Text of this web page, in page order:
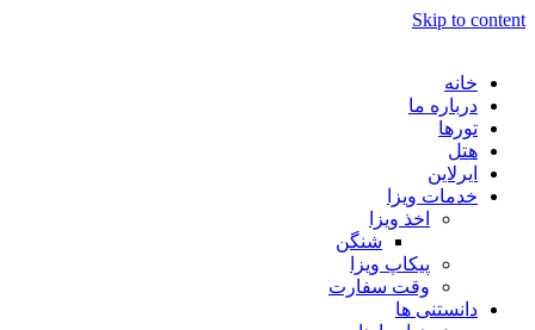
Skip to content
خانه
درباره ما
تورها
هتل
ایرلاین
خدمات ویزا
اخذ ویزا
شنگن
پیکاپ ویزا
وقت سفارت
دانستنی ها